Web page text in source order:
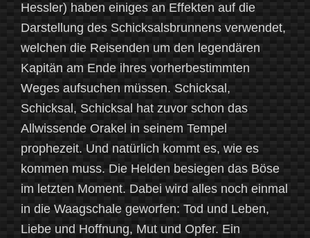
Hessler) haben einiges an Effekten auf die
Darstellung des Schicksalsbrunnens verwendet,
welchen die Reisenden um den legendären
Kapitän am Ende ihres vorherbestimmten
Weges aufsuchen müssen. Schicksal,
Schicksal, Schicksal hat zuvor schon das
Allwissende Orakel in seinem Tempel
prophezeit. Und natürlich kommt es, wie es
kommen muss. Die Helden besiegen das Böse
im letzten Moment. Dabei wird alles noch einmal
in die Waagschale geworfen: Tod und Leben,
Liebe und Hoffnung, Mut und Opfer. Ein